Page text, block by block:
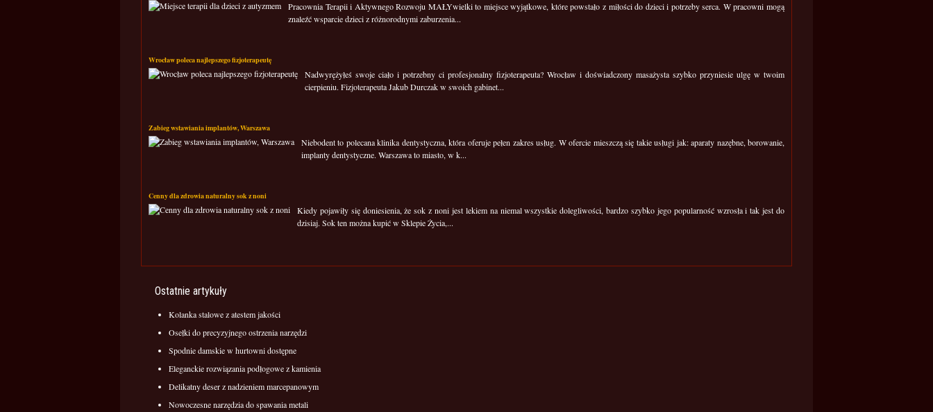
Pracownia Terapii i Aktywnego Rozwoju MAŁYwielki to miejsce wyjątkowe, które powstało z miłości do dzieci i potrzeby serca. W pracowni mogą
znaleźć wsparcie dzieci z różnorodnymi zaburzenia...
Wrocław poleca najlepszego fizjoterapeutę
Nadwyrężyłeś swoje ciało i potrzebny ci profesjonalny fizjoterapeuta? Wrocław i doświadczony masażysta szybko przyniesie ulgę w twoim
cierpieniu. Fizjoterapeuta Jakub Durczak w swoich gabinet...
Zabieg wstawiania implantów, Warszawa
Niebodent to polecana klinika dentystyczna, która oferuje pełen zakres usług. W ofercie mieszczą się takie usługi jak: aparaty nazębne, borowanie,
implanty dentystyczne. Warszawa to miasto, w k...
Cenny dla zdrowia naturalny sok z noni
Kiedy pojawiły się doniesienia, że sok z noni jest lekiem na niemal wszystkie dolegliwości, bardzo szybko jego popularność wzrosła i tak jest do
dzisiaj. Sok ten można kupić w Sklepie Życia,...
Ostatnie artykuły
Kolanka stalowe z atestem jakości
Osełki do precyzyjnego ostrzenia narzędzi
Spodnie damskie w hurtowni dostępne
Eleganckie rozwiązania podłogowe z kamienia
Delikatny deser z nadzieniem marcepanowym
Nowoczesne narzędzia do spawania metali